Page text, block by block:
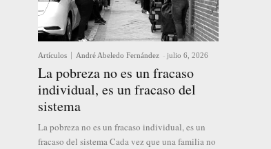
Artículos André Abeledo Fernández - julio 6, 2026
La pobreza no es un fracaso
individual, es un fracaso del
sistema
La pobreza no es un fracaso individual, es un
fracaso del sistema Cada vez que una familia no